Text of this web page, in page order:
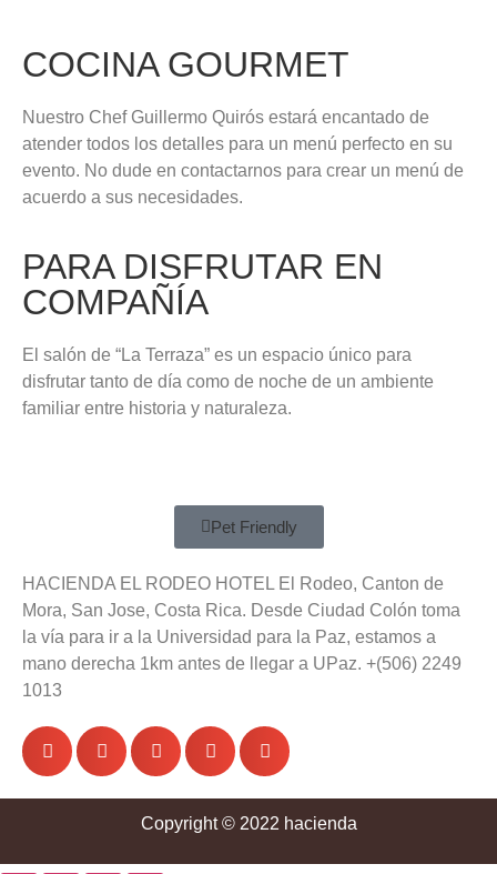
COCINA GOURMET
Nuestro Chef Guillermo Quirós estará encantado de
atender todos los detalles para un menú perfecto en su
evento. No dude en contactarnos para crear un menú de
acuerdo a sus necesidades.
PARA DISFRUTAR EN
COMPAÑÍA
El salón de “La Terraza” es un espacio único para
disfrutar tanto de día como de noche de un ambiente
familiar entre historia y naturaleza.
Pet Friendly
HACIENDA EL RODEO HOTEL El Rodeo, Canton de
Mora, San Jose, Costa Rica. Desde Ciudad Colón toma
la vía para ir a la Universidad para la Paz, estamos a
mano derecha 1km antes de llegar a UPaz. +(506) 2249
1013
Copyright © 2022 hacienda